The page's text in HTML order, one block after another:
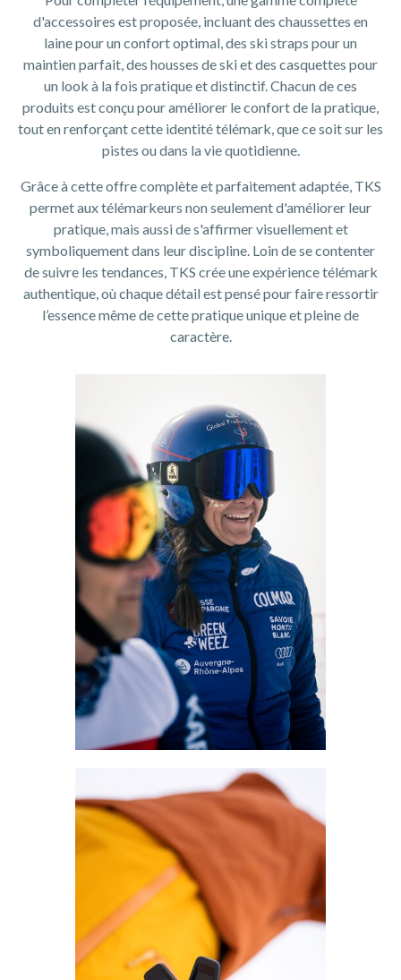
d'accessoires est proposée, incluant des chaussettes en
laine pour un confort optimal, des ski straps pour un
maintien parfait, des housses de ski et des casquettes pour
un look à la fois pratique et distinctif. Chacun de ces
produits est conçu pour améliorer le confort de la pratique,
tout en renforçant cette identité télémark, que ce soit sur les
pistes ou dans la vie quotidienne.
Grâce à cette offre complète et parfaitement adaptée, TKS
permet aux télémarkeurs non seulement d'améliorer leur
pratique, mais aussi de s'affirmer visuellement et
symboliquement dans leur discipline. Loin de se contenter
de suivre les tendances, TKS crée une expérience télémark
authentique, où chaque détail est pensé pour faire ressortir
l’essence même de cette pratique unique et pleine de
caractère.